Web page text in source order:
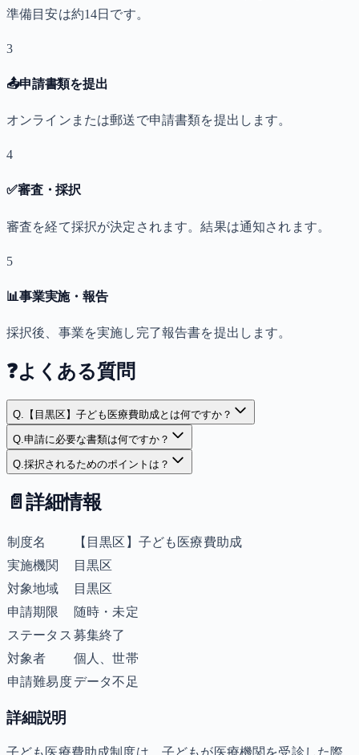
準備目安は約14日です。
3
📤申請書類を提出
オンラインまたは郵送で申請書類を提出します。
4
✅審査・採択
審査を経て採択が決定されます。結果は通知されます。
5
📊事業実施・報告
採択後、事業を実施し完了報告書を提出します。
❓よくある質問
Q. 【目黒区】子ども医療費助成とは何ですか？
Q.申請に必要な書類は何ですか？
Q.採択されるためのポイントは？
📄 詳細情報
制度名
【目黒区】子ども医療費助成
実施機関
目黒区
対象地域
目黒区
申請期限
随時・未定
ステータス 募集終了
対象者
個人、世帯
申請難易度データ不足
詳細説明